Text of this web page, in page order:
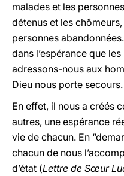
malades et les
détenus et les
personnes
dans l’espérance que
adressons-nous aux
Dieu nous porte secours.
En effet, il nous a créés
autres, une espérance
vie de chacun. En
chacun de nous
d’état (Lettre de Sœur